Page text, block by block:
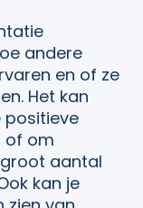
andere
en of ze
Het kan
positieve
of om
aantal
kan je